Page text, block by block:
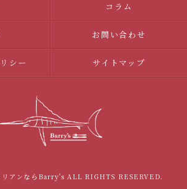
コラム
お問い合わせ
シー サイトマップ
リアンならBarry's ALL RIGHTS RESERVED.